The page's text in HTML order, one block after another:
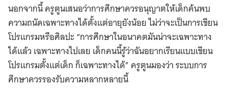
นอกจากนี้ ครูตูนเสนอว่าการศึกษาควรอนุญาตให้เด็กค้นพบ
ความถนัดเฉพาะทางได้ตั้งแต่อายุยังน้อย ไม่ว่าจะเป็นการเขียน
โปรแกรมหรือศิลปะ “การศึกษาในอนาคตมันน่าจะเฉพาะทาง
ได้แล้ว เฉพาะทางไปเลย เด็กคนนี้รู้ว่าฉันอยากเรียนแบบเขียน
โปรแกรมตั้งแต่เด็ก ก็เฉพาะทางได้” ครูตูนมองว่า ระบบการ
ศึกษาควรรองรับความหลากหลายนี้